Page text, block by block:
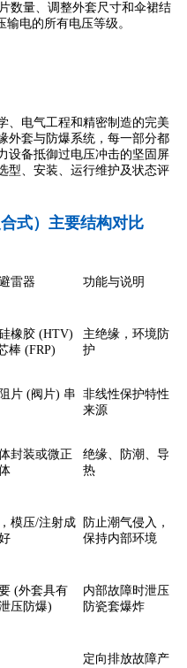
数量、调整外套尺寸和伞裙结
电的所有电压等级。
、电气工程和精密制造的完美
外套与防爆系统，每一部分都
设备抵御过电压冲击的坚固屏
型、安装、运行维护及状态评
式）主要结构对比
雷器 功能与说明
橡胶 (HTV)
棒 (FRP)
主绝缘，环境防
护
片 (阀片) 串 非线性保护特性
来源
封装或微正
绝缘、防潮、导
热
模压/注射成
防止潮气侵入，
保持内部环境
(外套具有
压防爆)
内部故障时泄压
防瓷套爆炸
定向排放故障产